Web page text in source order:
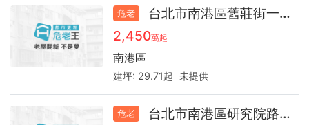
危老
台北市南港區舊莊街一段46.1
2,450萬起
南港區
建坪: 29.71起 未提供
危老
台北市南港區研究院路一段公寓43.2